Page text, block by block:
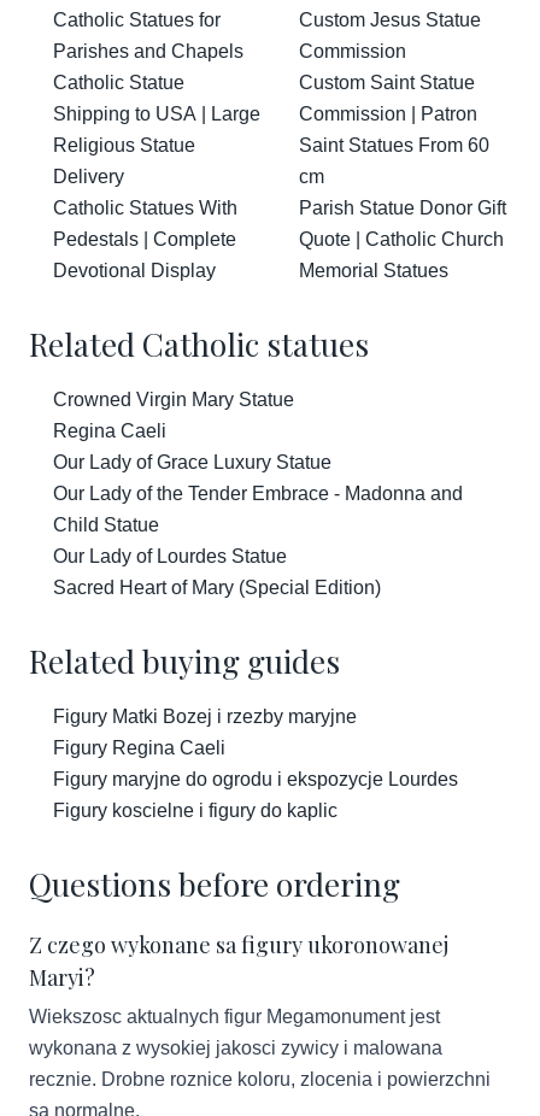
Catholic Statues for
Parishes and Chapels
Catholic Statue
Shipping to USA | Large
Religious Statue
Delivery
Catholic Statues With
Pedestals | Complete
Devotional Display
Custom Jesus Statue
Commission
Custom Saint Statue
Commission | Patron
Saint Statues From 60
cm
Parish Statue Donor Gift
Quote | Catholic Church
Memorial Statues
Related Catholic statues
Crowned Virgin Mary Statue
Regina Caeli
Our Lady of Grace Luxury Statue
Our Lady of the Tender Embrace - Madonna and
Child Statue
Our Lady of Lourdes Statue
Sacred Heart of Mary (Special Edition)
Related buying guides
Figury Matki Bozej i rzezby maryjne
Figury Regina Caeli
Figury maryjne do ogrodu i ekspozycje Lourdes
Figury koscielne i figury do kaplic
Questions before ordering
Z czego wykonane sa figury ukoronowanej
Maryi?
Wiekszosc aktualnych figur Megamonument jest
wykonana z wysokiej jakosci zywicy i malowana
recznie. Drobne roznice koloru, zlocenia i powierzchni
sa normalne.